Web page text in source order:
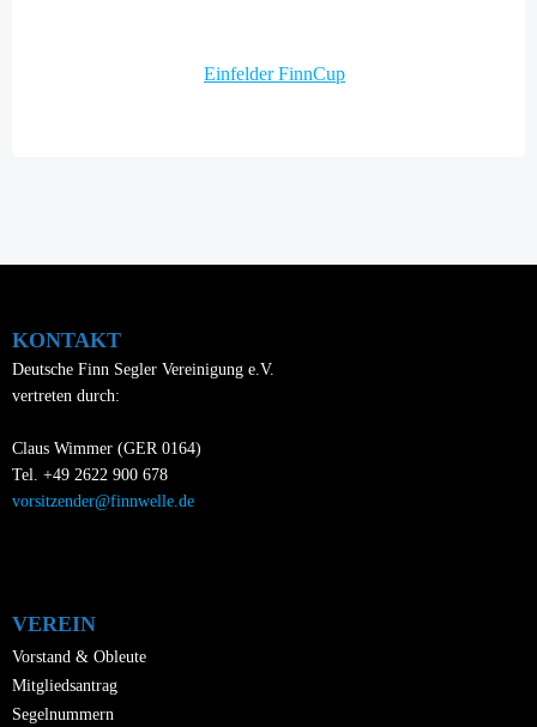
Einfelder FinnCup
KONTAKT
Deutsche Finn Segler Vereinigung e.V.
vertreten durch:
Claus Wimmer (GER 0164)
Tel. +49 2622 900 678
vorsitzender@finnwelle.de
VEREIN
Vorstand & Obleute
Mitgliedsantrag
Segelnummern